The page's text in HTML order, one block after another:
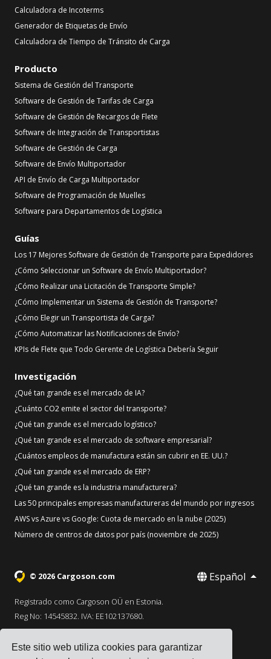
Este sitio web utiliza cookies para garantizar
Calculadora de Incoterms
Generador de Etiquetas de Envío
Calculadora de Tiempo de Tránsito de Carga
Producto
Sistema de Gestión del Transporte
Software de Gestión de Tarifas de Carga
Software de Gestión de Recargos de Flete
Software de Integración de Transportistas
Software de Gestión de Carga
Software de Envío Multiportador
API de Envío de Carga Multiportador
Software de Programación de Muelles
Software para Departamentos de Logística
Guías
Los 17 Mejores Software de Gestión de Transporte para Expedidores
¿Cómo Seleccionar un Software de Envío Multiportador?
¿Cómo Realizar una Licitación de Transporte Simple?
¿Cómo Implementar un Sistema de Gestión de Transporte?
¿Cómo Elegir un Transportista de Carga?
¿Cómo Automatizar las Notificaciones de Envío?
KPIs de Flete que Todo Gerente de Logística Debería Seguir
Investigación
¿Qué tan grande es el mercado de IA?
¿Cuánto CO2 emite el sector del transporte?
¿Qué tan grande es el mercado logístico?
¿Qué tan grande es el mercado de software empresarial?
¿Cuántos empleos de manufactura están sin cubrir en EE. UU.?
¿Qué tan grande es el mercado de ERP?
¿Qué tan grande es la industria manufacturera?
Las 50 principales empresas manufactureras del mundo por ingresos
AWS vs Azure vs Google: Cuota de mercado en la nube (2025)
Número de centros de datos por país (noviembre de 2025)
© 2026 Cargoson.com Español
Registrado como Cargoson OÜ en Estonia.
Reg No: 14545832. IVA: EE102137680.
· hello@cargoson.com